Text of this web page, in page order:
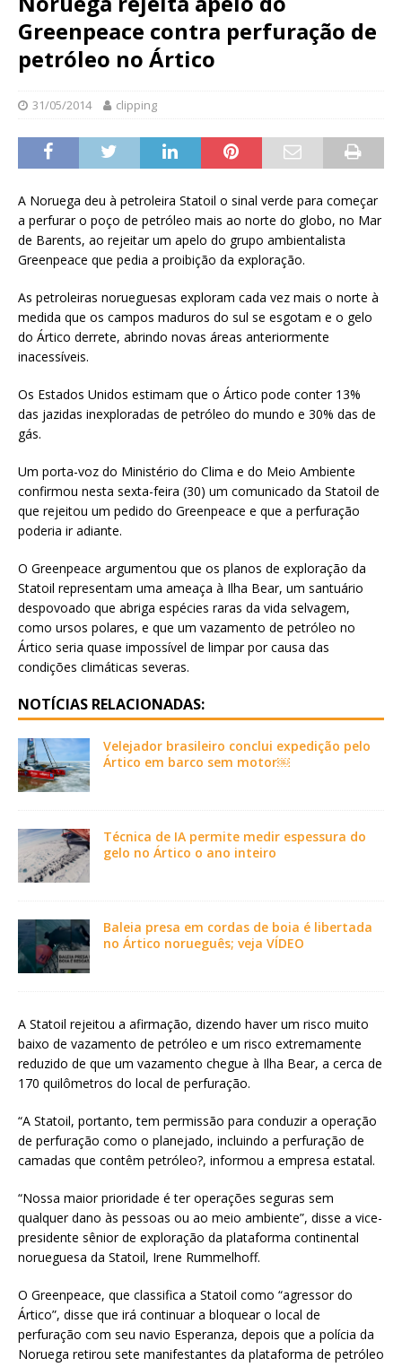
Greenpeace contra perfuração de
petróleo no Ártico
31/05/2014 clipping
A Noruega deu à petroleira Statoil o sinal verde para começar
a perfurar o poço de petróleo mais ao norte do globo, no Mar
de Barents, ao rejeitar um apelo do grupo ambientalista
Greenpeace que pedia a proibição da exploração.
As petroleiras norueguesas exploram cada vez mais o norte à
medida que os campos maduros do sul se esgotam e o gelo
do Ártico derrete, abrindo novas áreas anteriormente
inacessíveis.
Os Estados Unidos estimam que o Ártico pode conter 13%
das jazidas inexploradas de petróleo do mundo e 30% das de
gás.
Um porta-voz do Ministério do Clima e do Meio Ambiente
confirmou nesta sexta-feira (30) um comunicado da Statoil de
que rejeitou um pedido do Greenpeace e que a perfuração
poderia ir adiante.
O Greenpeace argumentou que os planos de exploração da
Statoil representam uma ameaça à Ilha Bear, um santuário
despovoado que abriga espécies raras da vida selvagem,
como ursos polares, e que um vazamento de petróleo no
Ártico seria quase impossível de limpar por causa das
condições climáticas severas.
NOTÍCIAS RELACIONADAS:
Velejador brasileiro conclui expedição pelo
Ártico em barco sem motor￼
Técnica de IA permite medir espessura do
gelo no Ártico o ano inteiro
Baleia presa em cordas de boia é libertada
no Ártico norueguês; veja VÍDEO
A Statoil rejeitou a afirmação, dizendo haver um risco muito
baixo de vazamento de petróleo e um risco extremamente
reduzido de que um vazamento chegue à Ilha Bear, a cerca de
170 quilômetros do local de perfuração.
“A Statoil, portanto, tem permissão para conduzir a operação
de perfuração como o planejado, incluindo a perfuração de
camadas que contêm petróleo?, informou a empresa estatal.
“Nossa maior prioridade é ter operações seguras sem
qualquer dano às pessoas ou ao meio ambiente”, disse a vice-
presidente sênior de exploração da plataforma continental
norueguesa da Statoil, Irene Rummelhoff.
O Greenpeace, que classifica a Statoil como “agressor do
Ártico”, disse que irá continuar a bloquear o local de
perfuração com seu navio Esperanza, depois que a polícia da
Noruega retirou sete manifestantes da plataforma de petróleo